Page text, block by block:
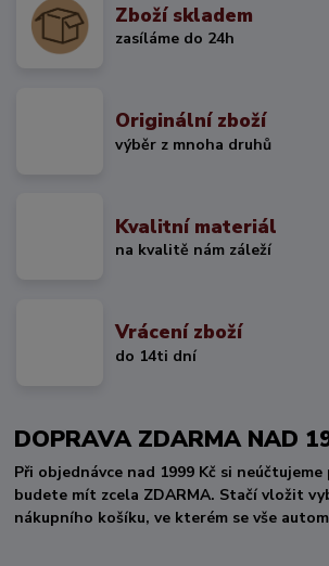
Zboží skladem
zasíláme do 24h
Originální zboží
výběr z mnoha druhů
Kvalitní materiál
na kvalitě nám záleží
Vrácení zboží
do 14ti dní
DOPRAVA ZDARMA NAD
Při objednávce nad 1999 Kč si
budete mít zcela ZDARMA. Stačí vložit
nákupního košíku, ve kterém se vše